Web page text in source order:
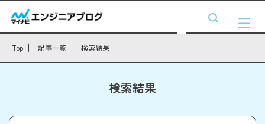
Top 記事一覧 検索結果
検索結果